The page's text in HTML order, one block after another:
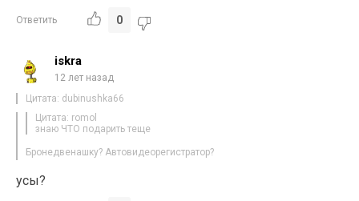
Ответить 0
iskra
12 лет назад
Цитата: dubinushka66
Цитата: romol
знаю ЧТО подарить теще
Бронедвенашку? Автовидеорегистратор?
усы?